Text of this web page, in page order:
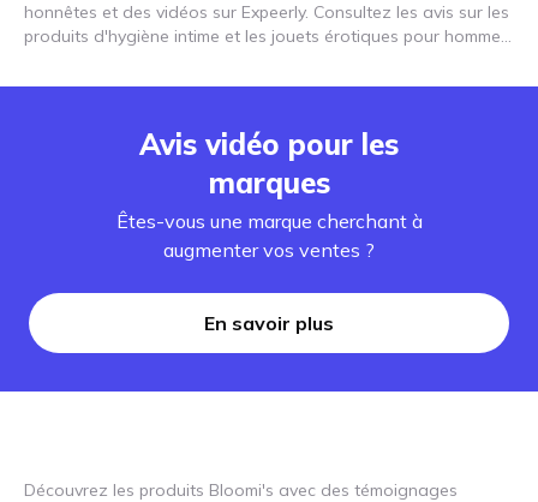
honnêtes et des vidéos sur Expeerly. Consultez les avis sur les
produits d'hygiène intime et les jouets érotiques pour hommes
améliorer votre bien-être !
Avis vidéo pour les
marques
Êtes-vous une marque cherchant à
augmenter vos ventes ?
En savoir plus
Découvrez les produits Bloomi's avec des témoignages